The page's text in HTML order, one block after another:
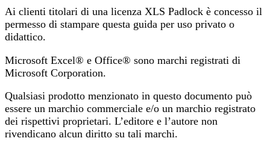
Ai clienti titolari di una licenza XLS Padlock è concesso il
permesso di stampare questa guida per uso privato o
didattico.
Microsoft Excel® e Office® sono marchi registrati di
Microsoft Corporation.
Qualsiasi prodotto menzionato in questo documento può
essere un marchio commerciale e/o un marchio registrato
dei rispettivi proprietari. L’editore e l’autore non
rivendicano alcun diritto su tali marchi.